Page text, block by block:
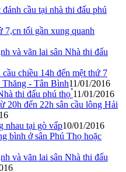
cầu tại nhà thi đấu phú
7,cn tối gần xung quanh
và vãn lai sân Nhà thi đấu
chiều 14h đến mệt thứ 7
Thăng - Tân Bình11/01/2016
thi đấu phú thọ 11/01/2016
20h đến 22h sân cầu lông Hải
nhau tại gò vấp10/01/2016
bình ở sân Phú Thọ hoặc
và vãn lai sân Nhà thi đấu